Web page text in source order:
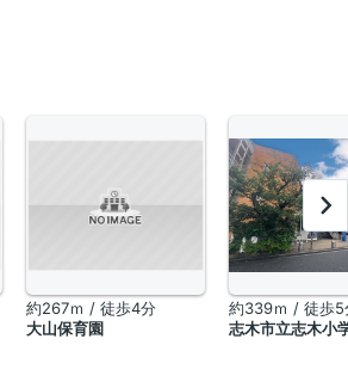
約267ｍ / 徒歩4分
大山保育園
約339ｍ / 徒歩5
志木市立志木小